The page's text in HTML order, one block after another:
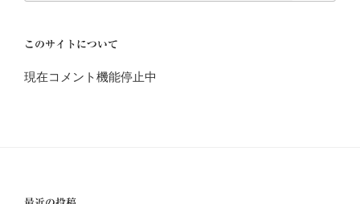
このサイトについて
現在コメント機能停止中